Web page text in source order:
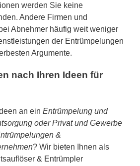
werden Sie keine
Andere Firmen und
Abnehmer häufig weit weniger
der Entrümpelungen
Argumente.
nach Ihren Ideen für
an ein Entrümpelung und
oder Privat und Gewerbe
&
? Wir bieten Ihnen als
& Entrümpler